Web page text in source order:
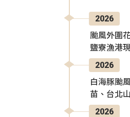
2026
颱風外圍
鹽寮漁港
2026
白海豚颱
苗、台北
2026